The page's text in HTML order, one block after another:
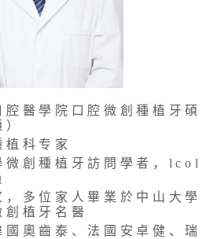
醫學院口腔微創種植牙碩
科专家
創種植牙訪問學者，lcol
多位家人畢業於中山大學
創植牙名醫
奧齒泰、法國安卓健、瑞